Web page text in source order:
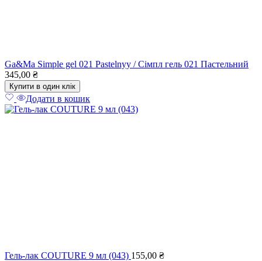
Ga&Ma Simple gel 021 Pastelnyy / Сімпл гель 021 Пастельний
345,00 ₴
Купити в один клік
Додати в кошик
Гель-лак COUTURE 9 мл (043) 155,00 ₴